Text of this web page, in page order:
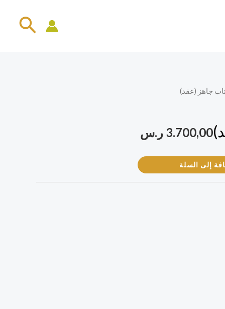
جاهز (عقد)
3.700,00 ر.س
إلى السلة